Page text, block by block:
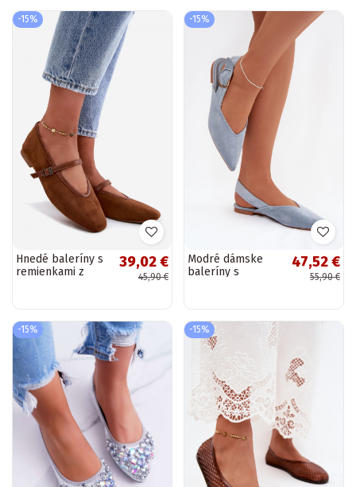
-15%
Hnedé baleríny s
remienkami z
39,02 €
45,90 €
-15%
Modré dámske
baleríny s
47,52 €
55,90 €
-15% -15%